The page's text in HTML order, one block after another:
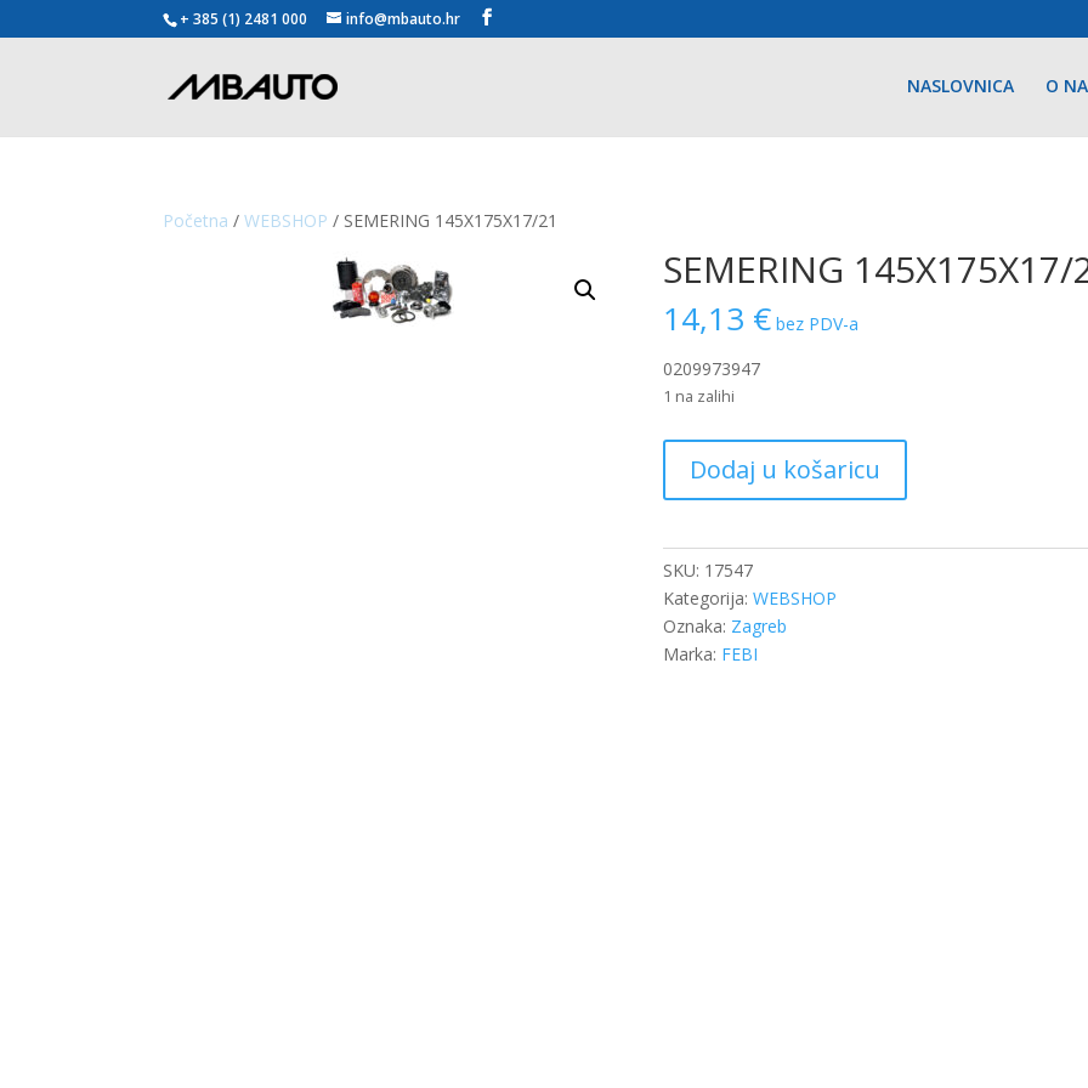
+ 385 (1) 2481 000 info@mbauto.hr
NASLOVNICA O
Početna /WEBSHOP / SEMERING 145X175X17/21
SEMERING 145X175X17/
14,13 € bez PDV-a
0209973947
1 na zalihi
145X175X17/21
količina
Dodaj u košaricu
SKU: 17547
Kategorija:WEBSHOP
Oznaka: Zagreb
Marka: FEBI